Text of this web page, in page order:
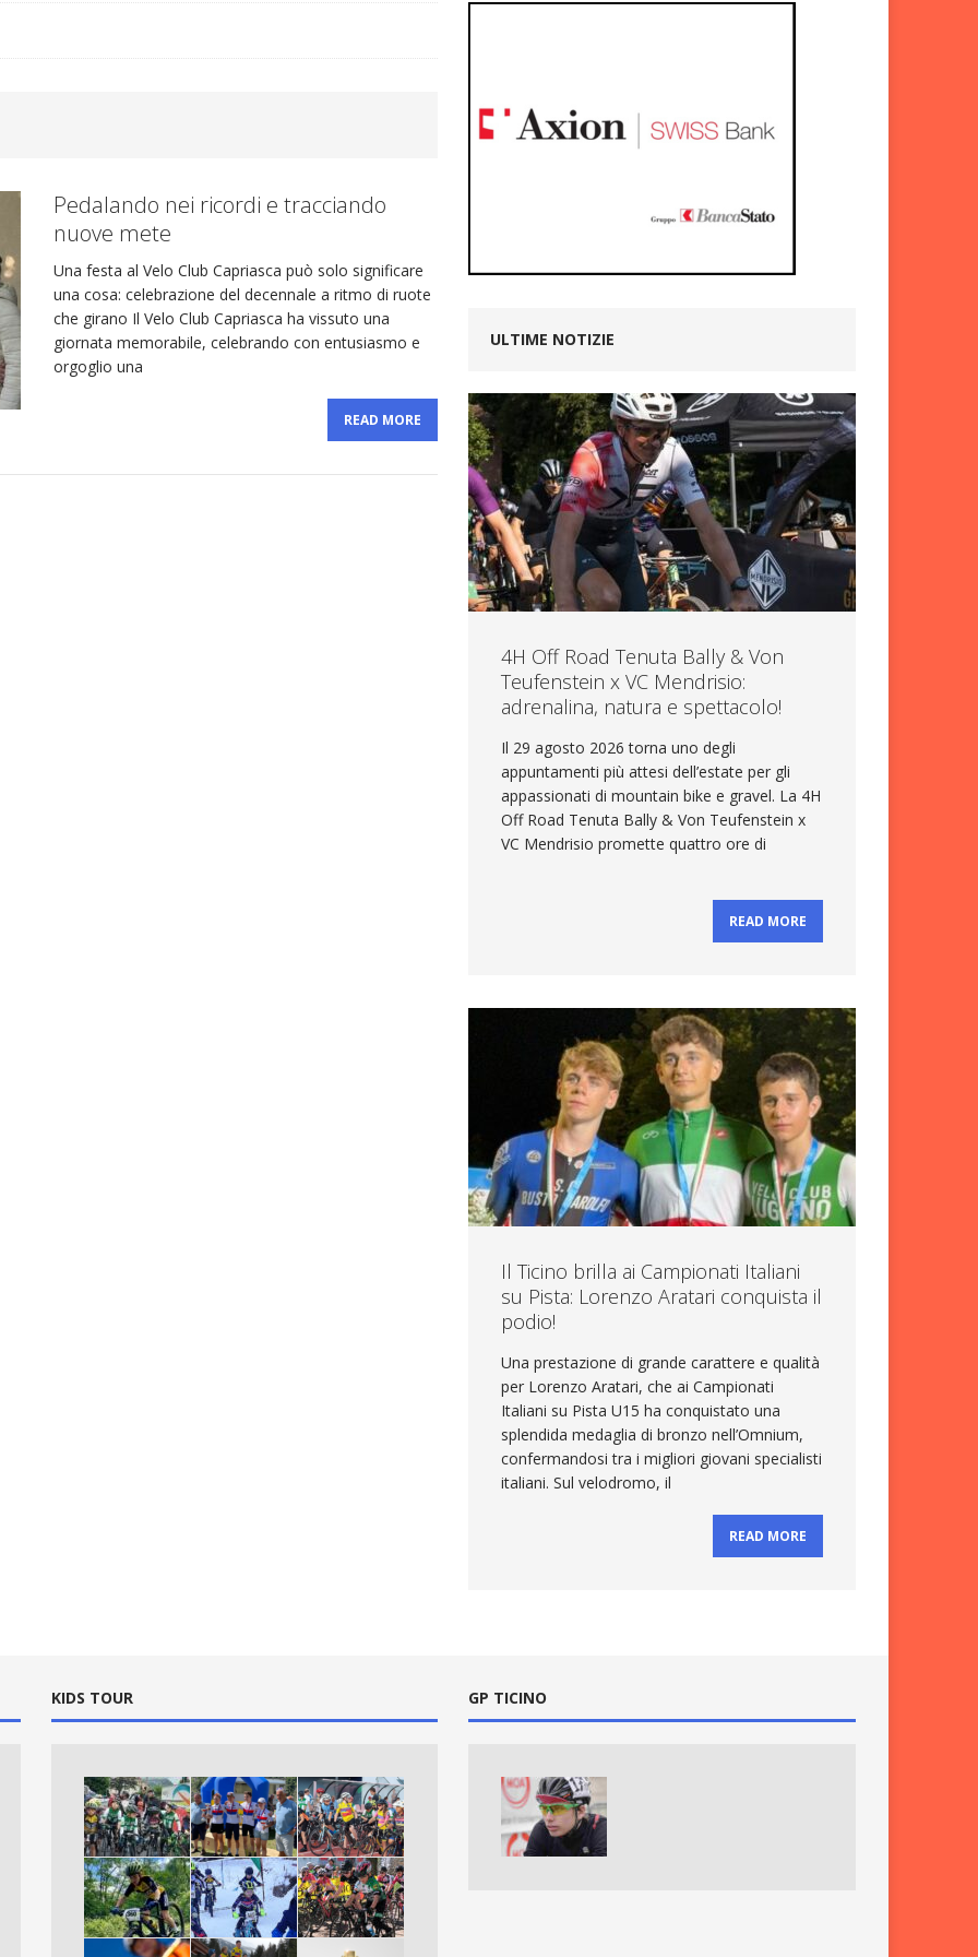
CYCLING NEWS
Emmenegger, Brugg porta ancora bene: secondo
CYCLING NEWS
Andreoli Calcagni convocato dalla Svizzera per
Woman Team: ultimo test prima dei
Pedalando nei ricordi e tracciando
nuove mete
Una festa al Velo Club Capriasca può solo significare
una cosa: celebrazione del decennale a ritmo di ruote
che girano Il Velo Club Capriasca ha vissuto una
giornata memorabile, celebrando con entusiasmo e
orgoglio una
READ MORE
ULTIME NOTIZIE
4H Off Road Tenuta Bally & Von
Teufenstein x VC Mendrisio:
adrenalina, natura e spettacolo!
Il 29 agosto 2026 torna uno degli
appuntamenti più attesi dell’estate per gli
appassionati di mountain bike e gravel. La 4H
Off Road Tenuta Bally & Von Teufenstein x
VC Mendrisio promette quattro ore di
READ MORE
Il Ticino brilla ai Campionati Italiani
su Pista: Lorenzo Aratari conquista il
podio!
Una prestazione di grande carattere e qualità
per Lorenzo Aratari, che ai Campionati
Italiani su Pista U15 ha conquistato una
splendida medaglia di bronzo nell’Omnium,
confermandosi tra i migliori giovani specialisti
italiani. Sul velodromo, il
READ MORE
KIDS TOUR GP TICINO